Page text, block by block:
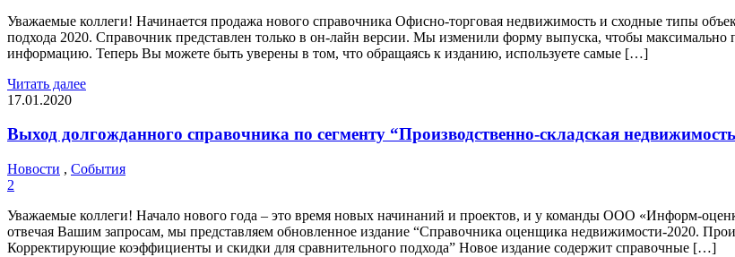
Уважаемые коллеги! Начинается продажа нового справочника Офисно-торговая недвижимость и сходные типы
подхода 2020. Справочник представлен только в он-лайн версии. Мы изменили форму выпуска, чтобы
информацию. Теперь Вы можете быть уверены в том, что обращаясь к изданию, используете самые […]
Читать далее
17.01.2020
Выход долгожданного справочника по сегменту “Производственно-складская
Новости , События
2
Уважаемые коллеги! Начало нового года – это время новых начинаний и проектов, и у команды ООО «Информ-
отвечая Вашим запросам, мы представляем обновленное издание “Справочника оценщика недвижимости-2020.
Корректирующие коэффициенты и скидки для сравнительного подхода” Новое издание содержит справочные […]